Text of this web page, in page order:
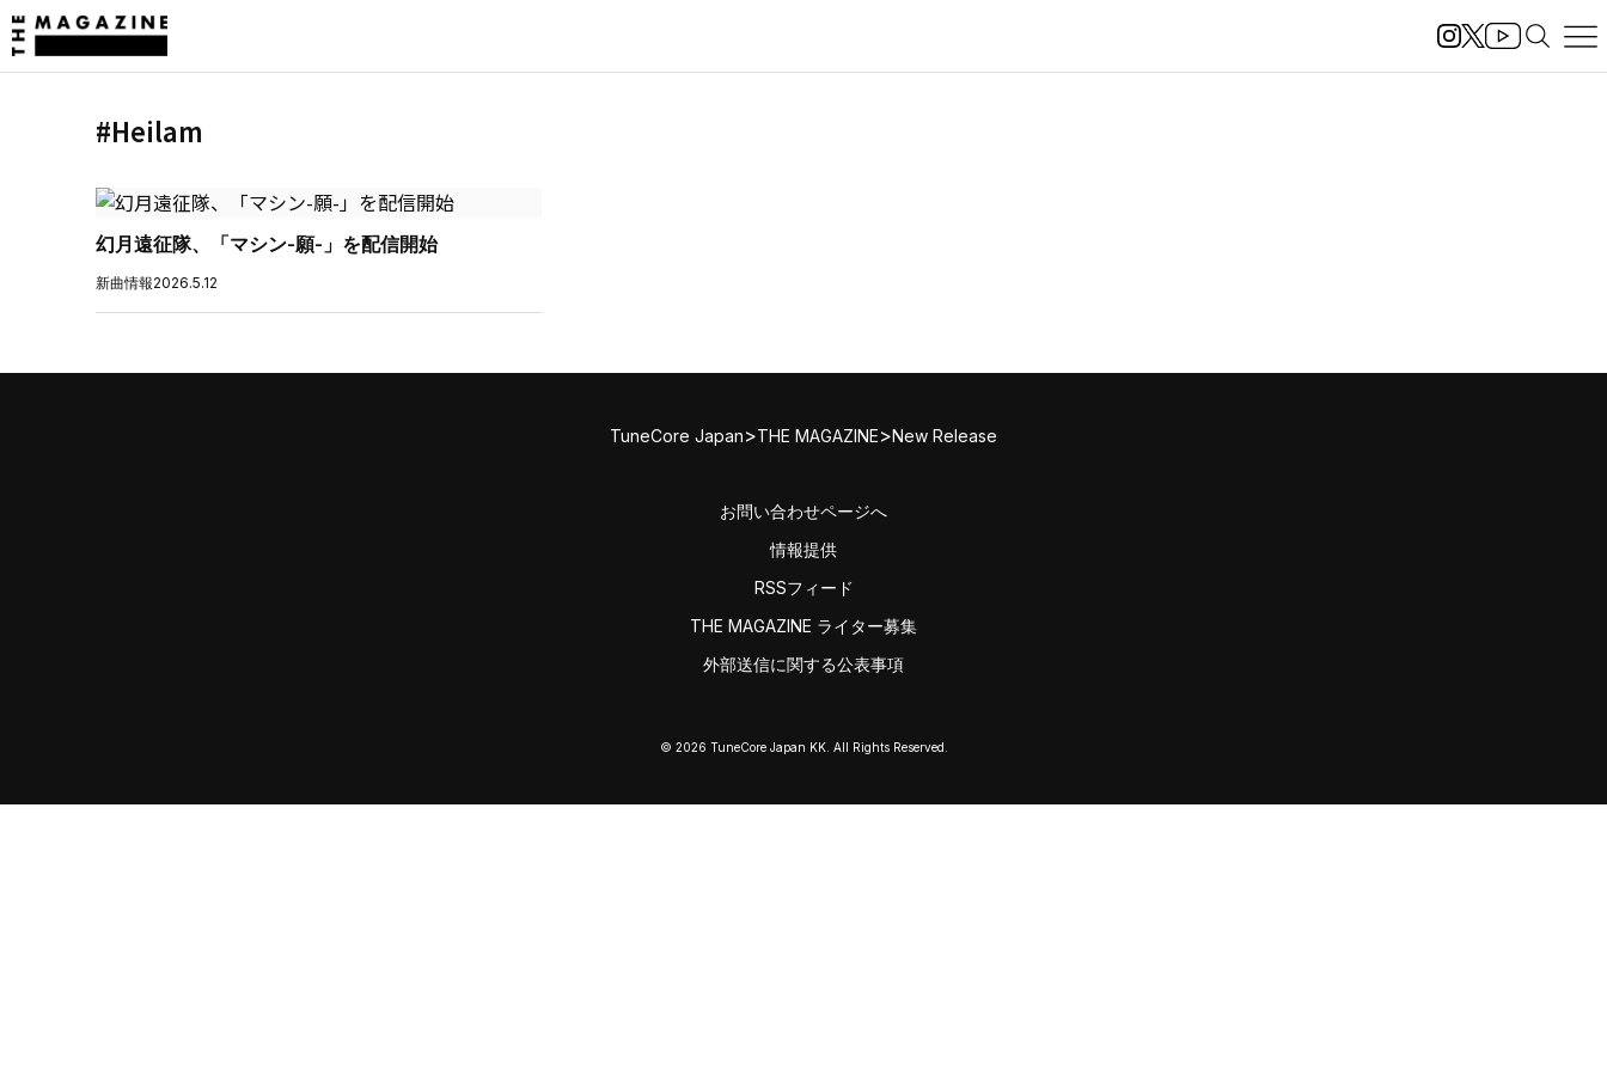
#Heilam
幻月遠征隊、「マシン-願-」を配信開始
新曲情報2026.5.12
TuneCore Japan>THE MAGAZINE>New Release
お問い合わせページへ
情報提供
RSSフィード
THE MAGAZINE ライター募集
外部送信に関する公表事項
© 2026 TuneCore Japan KK. All Rights Reserved.